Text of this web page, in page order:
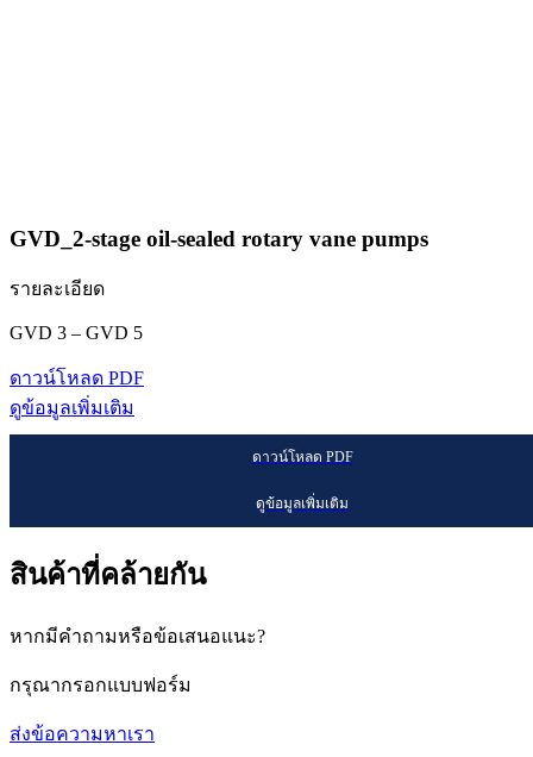
GVD_2-stage oil-sealed rotary vane pumps
รายละเอียด
GVD 3 – GVD 5
ดาวน์โหลด PDF
ดูข้อมูลเพิ่มเติม
ดาวน์โหลด PDF
ดูข้อมูลเพิ่มเติม
สินค้าที่คล้ายกัน
หากมีคำถามหรือข้อเสนอแนะ?
กรุณากรอกแบบฟอร์ม
ส่งข้อความหาเรา